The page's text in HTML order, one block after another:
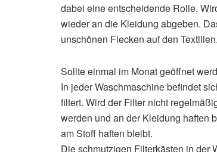
dabei eine entscheidende Rolle.
wieder an die Kleidung abgeben.
unschönen Flecken auf den Textilien.
Sollte einmal im Monat geöffnet
In jeder Waschmaschine befindet
filtert. Wird der Filter nicht
werden und an der Kleidung haften
am Stoff haften bleibt.
Die schmutzigen Filterkästen in der